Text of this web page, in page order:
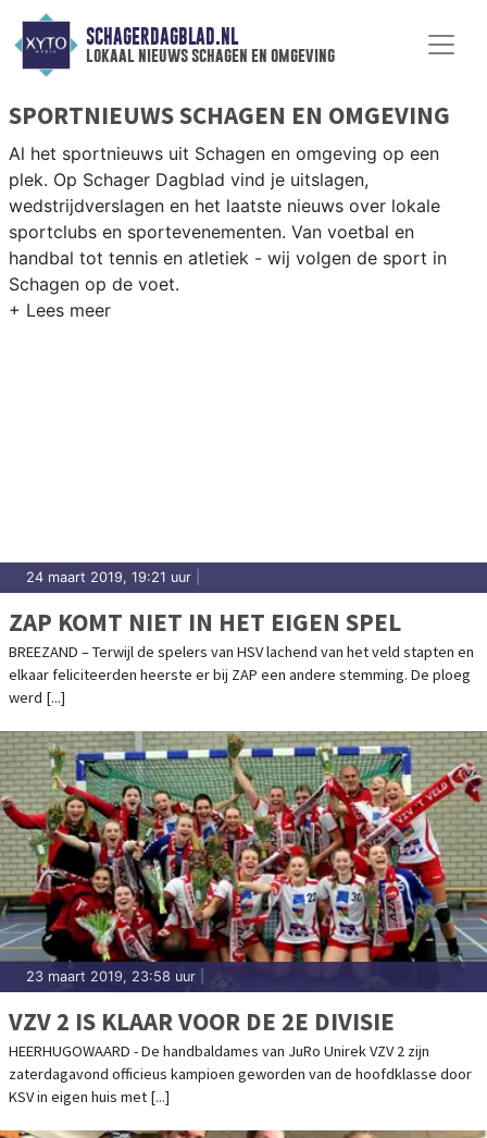
SCHAGERDAGBLAD.NL
lokaal nieuws schagen en omgeving
SPORTNIEUWS SCHAGEN EN OMGEVING
Al het sportnieuws uit Schagen en omgeving op een
plek. Op Schager Dagblad vind je uitslagen,
wedstrijdverslagen en het laatste nieuws over lokale
sportclubs en sportevenementen. Van voetbal en
handbal tot tennis en atletiek - wij volgen de sport in
Schagen op de voet.
24 maart 2019, 19:21 uur
ZAP KOMT NIET IN HET EIGEN SPEL
BREEZAND – Terwijl de spelers van HSV lachend van het veld stapten en
elkaar feliciteerden heerste er bij ZAP een andere stemming. De ploeg
werd [...]
23 maart 2019, 23:58 uur
VZV 2 IS KLAAR VOOR DE 2E DIVISIE
HEERHUGOWAARD - De handbaldames van JuRo Unirek VZV 2 zijn
zaterdagavond officieus kampioen geworden van de hoofdklasse door
KSV in eigen huis met [...]